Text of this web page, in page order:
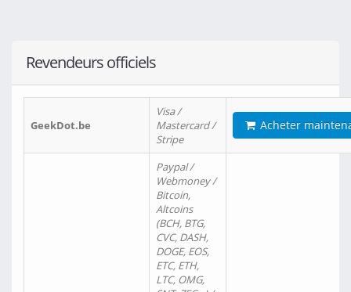
Revendeurs officiels
GeekDot.be
Visa /
Mastercard /
Stripe
Acheter
Paypal /
Webmoney /
Bitcoin,
Altcoins
(BCH, BTG,
CVC, DASH,
DOGE, EOS,
ETC, ETH,
LTC, OMG,